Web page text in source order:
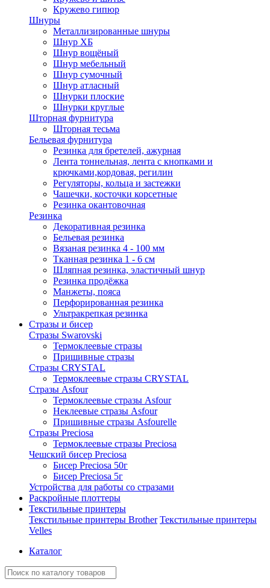
Кружево гипюр
Шнуры
Металлизированные шнуры
Шнур ХБ
Шнур вощёный
Шнур мебельный
Шнур сумочный
Шнур атласный
Шнурки плоские
Шнурки круглые
Шторная фурнитура
Шторная тесьма
Бельевая фурнитура
Резинка для бретелей, ажурная
Лента тоннельная, лента с кнопками и
крючками,кордовая, регилин
Регуляторы, кольца и застежки
Чашечки, косточки корсетные
Резинка окантовочная
Резинка
Декоративная резинка
Бельевая резинка
Вязаная резинка 4 - 100 мм
Тканная резинка 1 - 6 см
Шляпная резинка, эластичный шнур
Резинка продёжка
Манжеты, пояса
Перфорированная резинка
Ультракрепкая резинка
Стразы и бисер
Стразы Swarovski
Термоклеевые стразы
Пришивные стразы
Стразы CRYSTAL
Термоклеевые стразы CRYSTAL
Стразы Asfour
Термоклеевые стразы Asfour
Неклеевые стразы Asfour
Пришивные стразы Asfourelle
Стразы Preciosa
Термоклеевые стразы Preciosa
Чешский бисер Preciosa
Бисер Preciosa 50г
Бисер Preciosa 5г
Устройства для работы со стразами
Раскройные плоттеры
Текстильные принтеры
Текстильные принтеры Brother Текстильные принтеры
Velles
Каталог